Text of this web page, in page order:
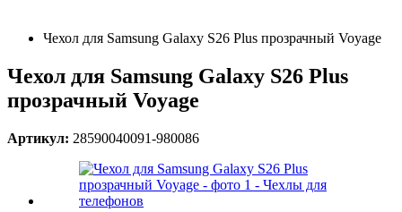
Чехол для Samsung Galaxy S26 Plus прозрачный Voyage
Чехол для Samsung Galaxy S26 Plus
прозрачный Voyage
Артикул: 28590040091-980086